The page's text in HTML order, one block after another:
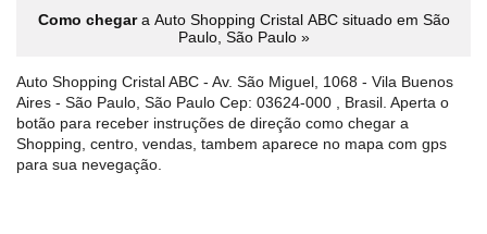
Como chegara Auto Shopping Cristal ABC situado em São
Paulo, São Paulo »
Auto Shopping Cristal ABC - Av. São Miguel, 1068 - Vila Buenos
Aires - São Paulo, São Paulo Cep: 03624-000 , Brasil. Aperta o
botão para receber instruções de direção como chegar a
Shopping, centro, vendas, tambem aparece no mapa com gps
para sua nevegação.